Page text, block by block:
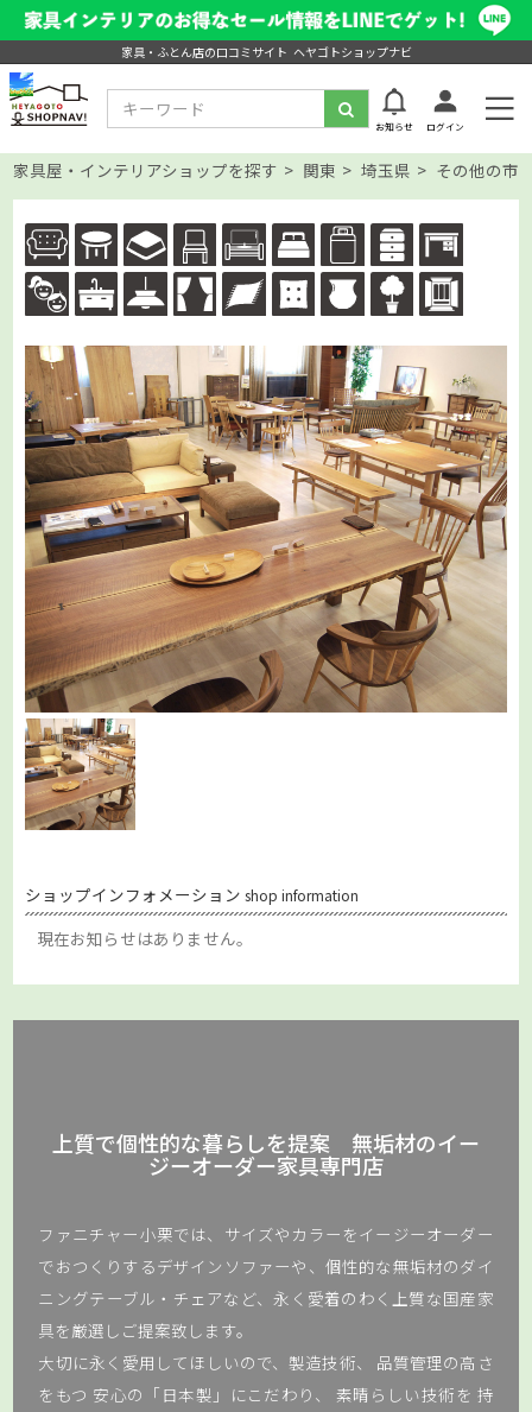
家具・ふとん店の口コミサイト ヘヤゴトショップナビ
お知らせ ログイン
家具屋・インテリアショップを探す 関東 埼玉県 その他の市
ショップインフォメーションshop information
現在お知らせはありません。
上質で個性的な暮らしを提案 無垢材のイー
ジーオーダー家具専門店
ファニチャー小栗では、サイズやカラーをイージーオーダー
でおつくりするデザインソファーや、個性的な無垢材のダイ
ニングテーブル・チェアなど、永く愛着のわく上質な国産家
具を厳選しご提案致します。
大切に永く愛用してほしいので、製造技術、 品質管理の高さ
をもつ 安心の「日本製」にこだわり、 素晴らしい技術を 持